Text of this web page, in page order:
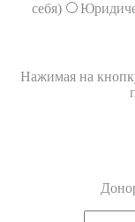
себя)
Нажимая на